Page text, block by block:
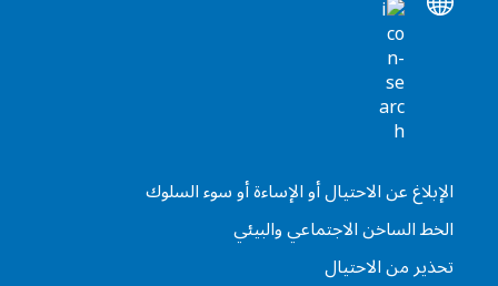
الإبلاغ عن الاحتيال أو الإساءة أو سوء السلوك
الخط الساخن الاجتماعي والبيئي
تحذير من الاحتيال